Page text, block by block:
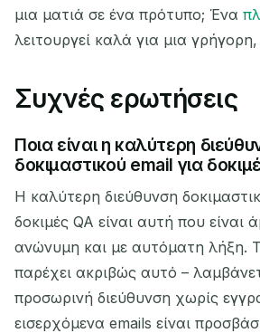
μια ματιά σε ένα πρότυπο; Ένα
λειτουργεί καλά για μια
Συχνές ερωτήσεις
Ποια είναι η καλύτερη
δοκιμαστικού email για
Η καλύτερη διεύθυνση
δοκιμές QA είναι αυτή που είναι
ανώνυμη και με αυτόματη λήξη.
παρέχει ακριβώς αυτό –
προσωρινή διεύθυνση χωρίς
εισερχόμενα emails είναι